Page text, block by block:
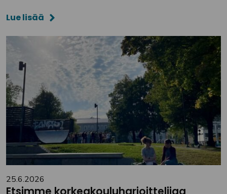
Lue lisää
25.6.2026